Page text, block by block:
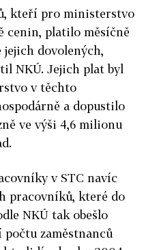
kteří pro ministerstvo
cenin, platilo měsíčně
dovolených,
NKÚ. Jejich plat byl
v těchto
a dopustilo
ve výši 4,6 milionu
v STC navíc
pracovníků, které do
NKÚ tak obešlo
zaměstnanců